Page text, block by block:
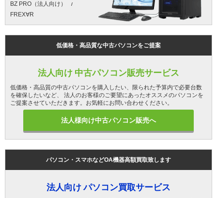
BZ PRO（法人向け）
FREX∀R
低価格・高品質な中古パソコンをご提案
法人向け 中古パソコン販売サービス
低価格・高品質の中古パソコンを購入したい、限られた予算内で必要台数
を確保したいなど、 法人のお客様のご要望にあったオススメのパソコンを
ご提案させていただきます。お気軽にお問い合わせください。
法人様向け中古パソコン販売へ
パソコン・スマホなどOA機器高額買取致します
法人向け パソコン買取サービス